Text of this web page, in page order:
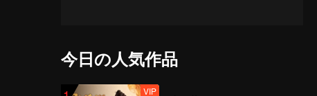
今日の人気作品
VIP